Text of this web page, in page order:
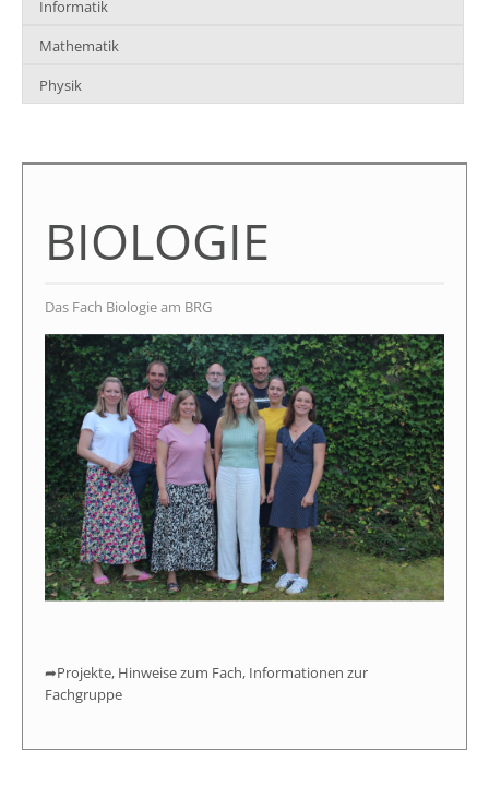
Informatik
Mathematik
Physik
BIOLOGIE
Das Fach Biologie am BRG
Projekte, Hinweise zum Fach, Informationen zur
Fachgruppe